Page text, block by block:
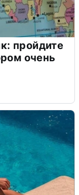
пройдите
очень